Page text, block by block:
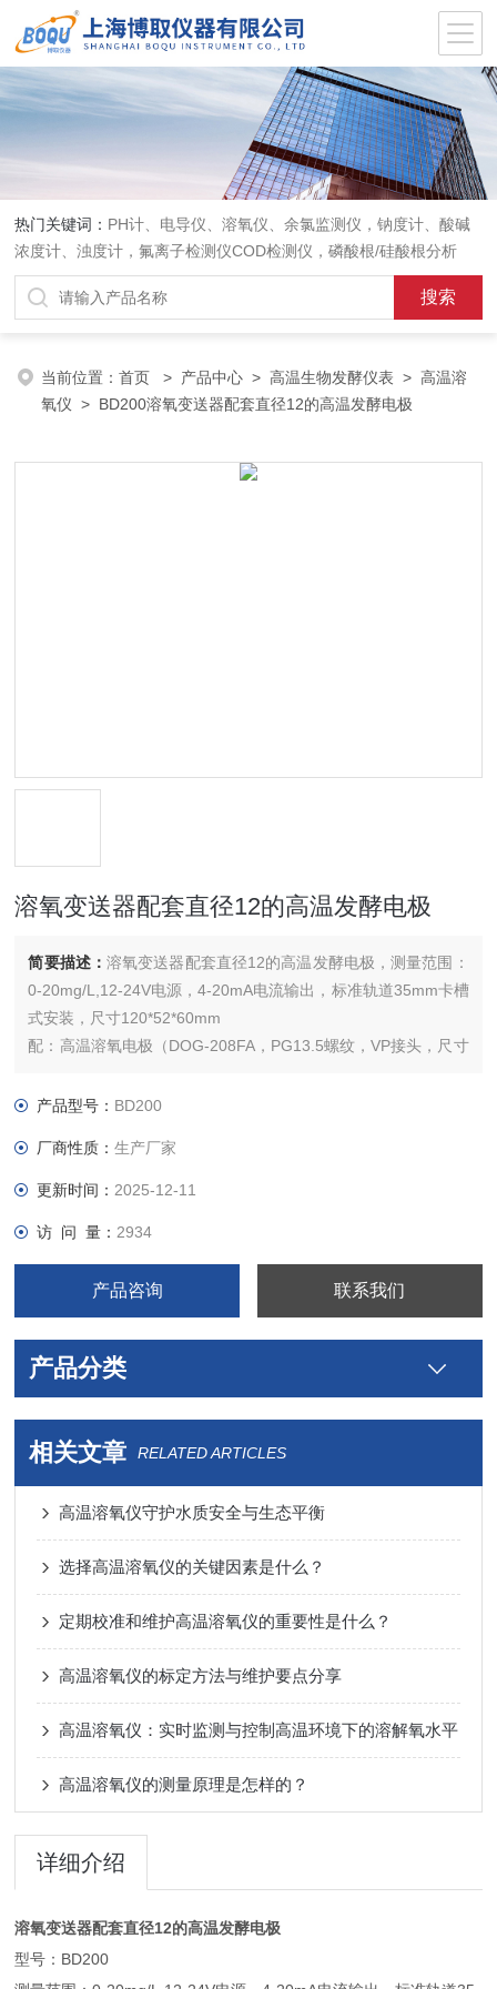
热门关键词： PH计、电导仪、溶氧仪、余氯监测仪，钠度计、酸碱
浓度计、浊度计，氟离子检测仪COD检测仪，磷酸根/硅酸根分析
仪，PH电极、溶氧电极、电导电极
当前位置：首页 > 产品中心 >高温生物发酵仪表 >高温溶
氧仪 > BD200溶氧变送器配套直径12的高温发酵电极
溶氧变送器配套直径12的高温发酵电极
简要描述：溶氧变送器配套直径12的高温发酵电极，测量范围：
0-20mg/L,12-24V电源，4-20mA电流输出，标准轨道35mm卡槽
式安装，尺寸120*52*60mm
配：高温溶氧电极（DOG-208FA，PG13.5螺纹，VP接头，尺寸
产品型号： BD200
厂商性质：生产厂家
更新时间： 2025-12-11
访 问 量： 2934
产品咨询 联系我们
产品分类
相关文章 RELATED ARTICLES
高温溶氧仪守护水质安全与生态平衡
选择高温溶氧仪的关键因素是什么？
定期校准和维护高温溶氧仪的重要性是什么？
高温溶氧仪的标定方法与维护要点分享
高温溶氧仪：实时监测与控制高温环境下的溶解氧水平
高温溶氧仪的测量原理是怎样的？
详细介绍
溶氧变送器配套直径12的高温发酵电极
型号：BD200